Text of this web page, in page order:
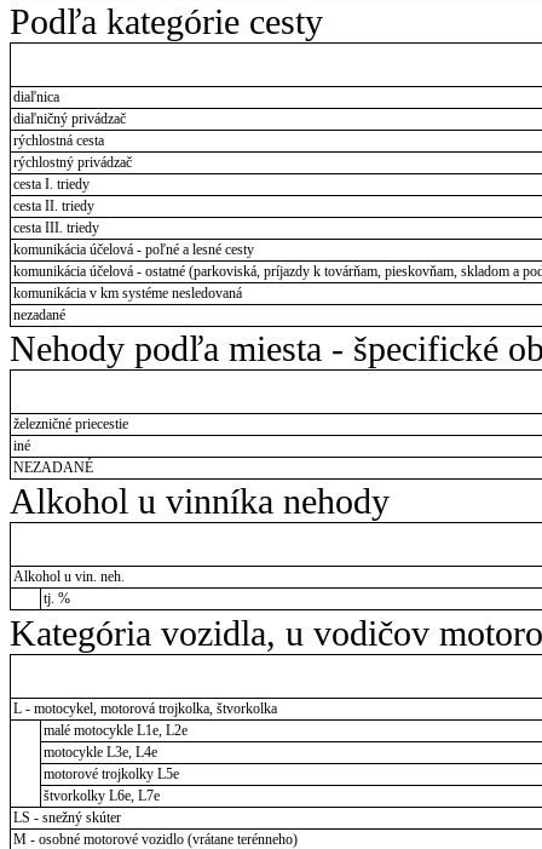
Podľa kategórie cesty
diaľnica
diaľničný privádzač
rýchlostná cesta
rýchlostný privádzač
cesta I. triedy
cesta II. triedy
cesta III. triedy
komunikácia účelová - poľné a lesné cesty
komunikácia účelová - ostatné (parkoviská, príjazdy k továrňam, pieskovňam, skladom a
komunikácia v km systéme nesledovaná
nezadané
Nehody podľa miesta - špecifické
železničné priecestie
iné
NEZADANÉ
Alkohol u vinníka nehody
Alkohol u vin. neh.
tj. %
Kategória vozidla, u vodičov
L - motocykel, motorová trojkolka, štvorkolka
malé motocykle L1e, L2e
motocykle L3e, L4e
motorové trojkolky L5e
štvorkolky L6e, L7e
LS - snežný skúter
M - osobné motorové vozidlo (vrátane terénneho)